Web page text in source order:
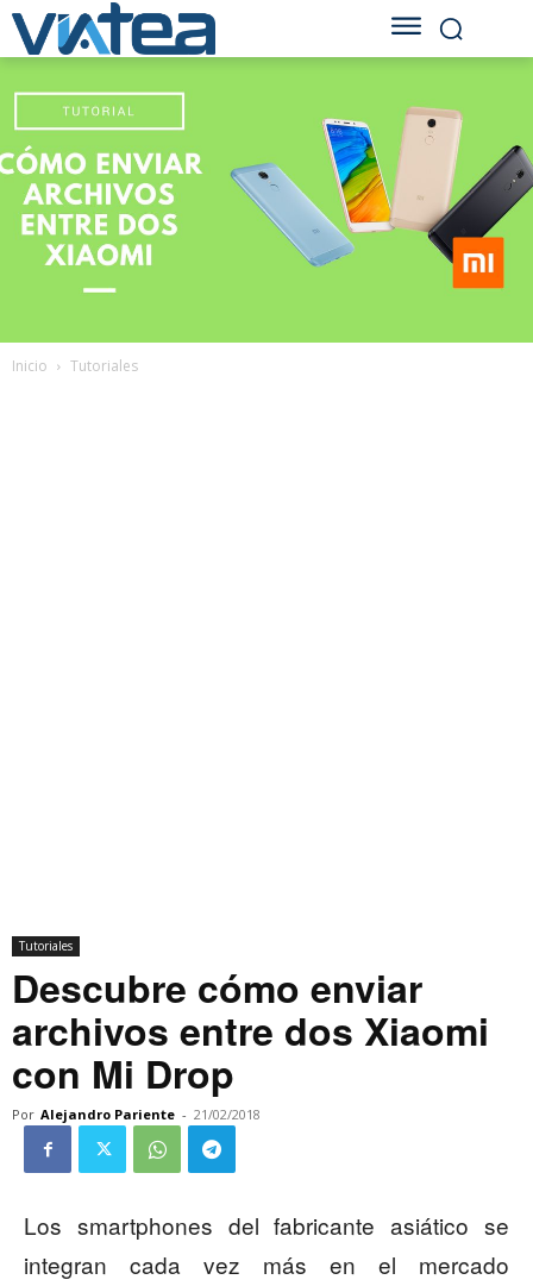
Inicio Tutoriales
Tutoriales
Descubre cómo enviar
archivos entre dos Xiaomi
con Mi Drop
Por Alejandro Pariente - 21/02/2018
Los smartphones del fabricante asiático se
integran cada vez más en el mercado